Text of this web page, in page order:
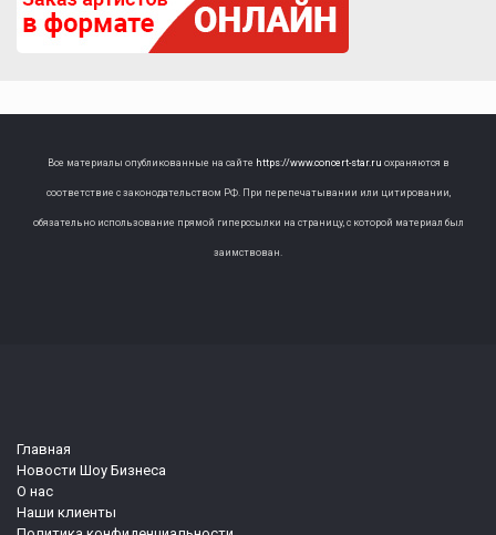
Все материалы опубликованные на сайте https://www.concert-star.ru охраняются в
соответствие с законодательством РФ. При перепечатывании или цитировании,
обязательно использование прямой гиперссылки на страницу, с которой материал был
заимствован.
Главная
Новости Шоу Бизнеса
О нас
Наши клиенты